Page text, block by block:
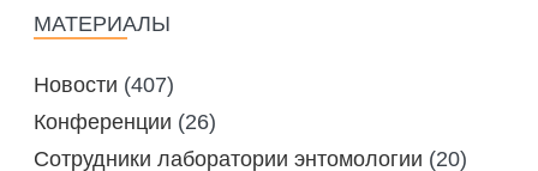
ОБОСНОВАНИЙ
ОРГАНИЗАЦИЯ ТРЕНИНГОВ И
СЕМИНАРОВ, ПОЛЕВЫХ ЭКСКУРСИЙ
СОВМЕСТНО С НАУЧНЫМ
СЕЛЕВИНИЯ
SAIGA NEWS
МАТЕРИАЛЫ
Новости (407)
Конференции (26)
Сотрудники лаборатории энтомологии (20)